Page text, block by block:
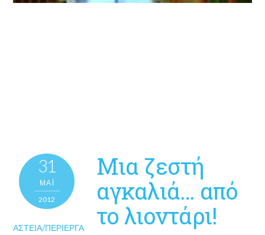
31
ΜΑΪ́
2012
ΑΣΤΕΊΑ/ΠΕΡΊΕΡΓΑ
Μια ζεστή
αγκαλιά… από
το λιοντάρι!